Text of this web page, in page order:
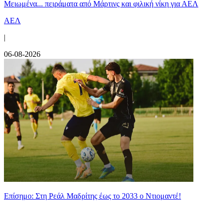
Μειωμένα... πειράματα από Μάρτινς και φιλική νίκη για ΑΕΛ
ΑΕΛ
|
06-08-2026
Επίσημο: Στη Ρεάλ Μαδρίτης έως το 2033 ο Ντιομαντέ!